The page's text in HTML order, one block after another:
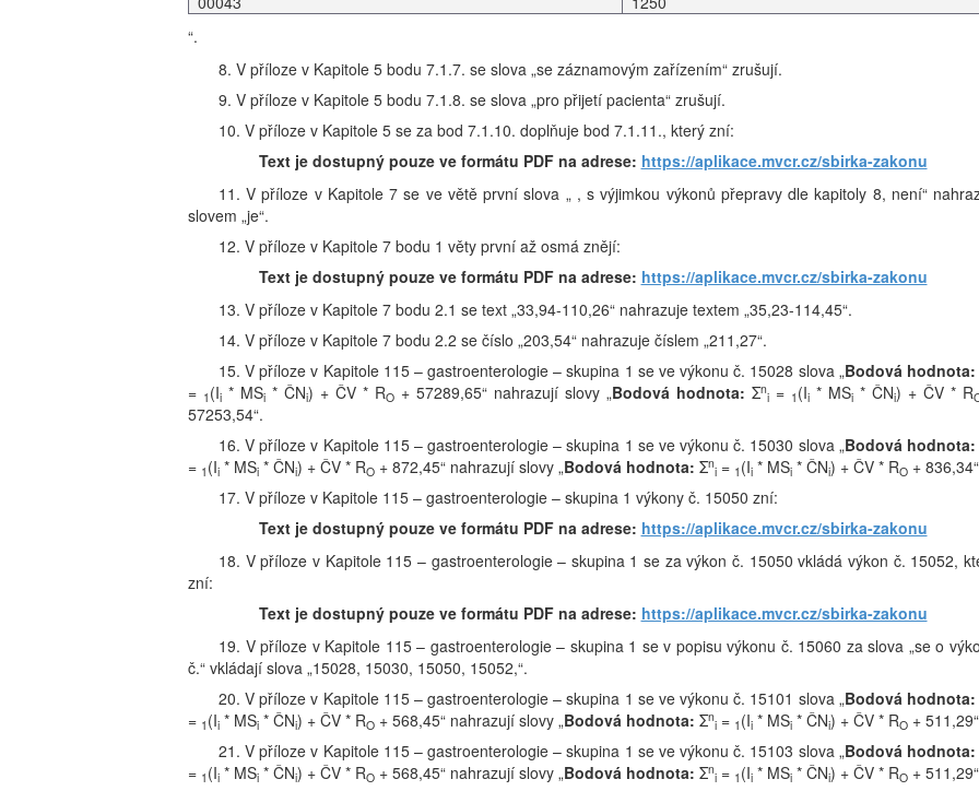
“.
8. V příloze v Kapitole 5 bodu 7.1.7. se slova „se záznamovým zařízením“ zrušují.
9. V příloze v Kapitole 5 bodu 7.1.8. se slova „pro přijetí pacienta“ zrušují.
10. V příloze v Kapitole 5 se za bod 7.1.10. doplňuje bod 7.1.11., který zní:
Text je dostupný pouze ve formátu PDF na adrese: https://aplikace.mvcr.cz/sbirka-zakonu
11. V příloze v Kapitole 7 se ve větě první slova „ , s výjimkou výkonů přepravy dle kapitoly 8, není“
slovem „je“.
12. V příloze v Kapitole 7 bodu 1 věty první až osmá znějí:
Text je dostupný pouze ve formátu PDF na adrese: https://aplikace.mvcr.cz/sbirka-zakonu
13. V příloze v Kapitole 7 bodu 2.1 se text „33,94-110,26“ nahrazuje textem „35,23-114,45“.
14. V příloze v Kapitole 7 bodu 2.2 se číslo „203,54“ nahrazuje číslem „211,27“.
15. V příloze v Kapitole 115 – gastroenterologie – skupina 1 se ve výkonu č. 15028 slova „Bodová hodnota:
= 1 (Ii * MSi * ČNi) + ČV * RO + 57289,65“ nahrazují slovy „Bodová hodnota: Σn
i = 1 (Ii * MSi * ČNi) + ČV * R
57253,54“.
16. V příloze v Kapitole 115 – gastroenterologie – skupina 1 se ve výkonu č. 15030 slova „Bodová hodnota:
= 1 (Ii * MSi * ČNi) + ČV * RO + 872,45“ nahrazují slovy „Bodová hodnota: Σn
i = 1 (Ii * MSi * ČNi) + ČV * RO +
17. V příloze v Kapitole 115 – gastroenterologie – skupina 1 výkony č. 15050 zní:
Text je dostupný pouze ve formátu PDF na adrese: https://aplikace.mvcr.cz/sbirka-zakonu
18. V příloze v Kapitole 115 – gastroenterologie – skupina 1 se za výkon č. 15050 vkládá výkon č. 15052,
zní:
Text je dostupný pouze ve formátu PDF na adrese: https://aplikace.mvcr.cz/sbirka-zakonu
19. V příloze v Kapitole 115 – gastroenterologie – skupina 1 se v popisu výkonu č. 15060 za slova „se o
č.“ vkládají slova „15028, 15030, 15050, 15052,“.
20. V příloze v Kapitole 115 – gastroenterologie – skupina 1 se ve výkonu č. 15101 slova „Bodová hodnota:
= 1 (Ii * MSi * ČNi) + ČV * RO + 568,45“ nahrazují slovy „Bodová hodnota: Σn
i = 1 (Ii * MSi * ČNi) + ČV * RO +
21. V příloze v Kapitole 115 – gastroenterologie – skupina 1 se ve výkonu č. 15103 slova „Bodová hodnota:
= 1 (Ii * MSi * ČNi) + ČV * RO + 568,45“ nahrazují slovy „Bodová hodnota: Σn
i = 1 (Ii * MSi * ČNi) + ČV * RO +